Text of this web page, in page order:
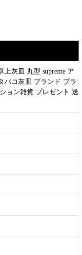
灰皿 丸型 supreme ア
バコ灰皿 ブランド ブラ
ョン雑貨 プレゼント 送